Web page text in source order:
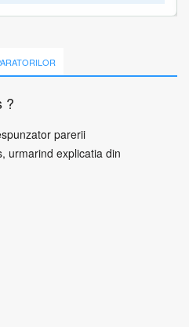
?
parerii
urmarind explicatia din